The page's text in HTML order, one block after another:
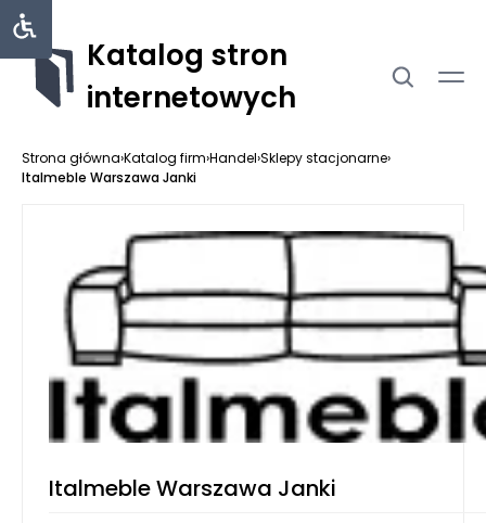
Katalog stron
internetowych
Strona główna›Katalog firm›Handel›Sklepy stacjonarne›
Italmeble Warszawa Janki
Italmeble Warszawa Janki